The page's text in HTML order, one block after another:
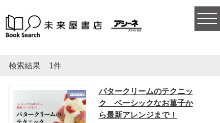
検索結果 1件
バタークリームのテクニッ
ク ベーシックなお菓子か
ら最新アレンジまで！